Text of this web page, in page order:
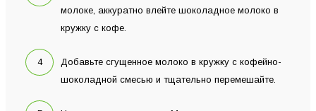
молоке, аккуратно влейте шоколадное молоко в
кружку с кофе.
Добавьте сгущенное молоко в кружку с кофейно-
шоколадной смесью и тщательно перемешайте.